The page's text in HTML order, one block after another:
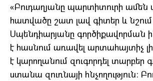
«Բուդաղյանը պարտիտուրի ամեն
հատվածը շատ լավ գիտեր և
Սպենդիարյանը գործիքավորման
է հասնում առավել արտահայտիչ
է կարողանում զուգորդել տարբեր
ստանա զուռնայի հնչողություն: